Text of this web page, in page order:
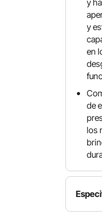
y
y
en
de
los